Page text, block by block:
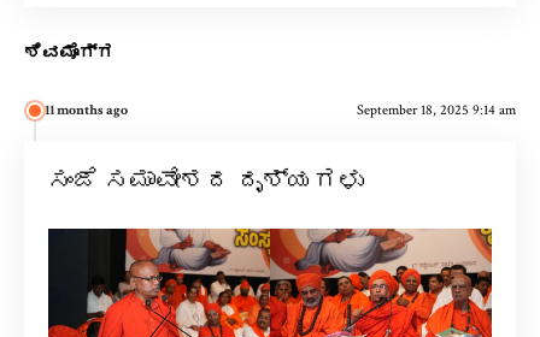
ಶಿವಮೊಗ್ಗ
11 months ago September 18, 2025 9:14 am
ಸಂಜೆ ಸಮಾವೇಶದ ದೃಶ್ಯಗಳು